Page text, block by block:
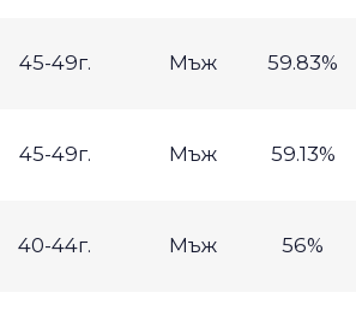
45-49г. Мъж 59.83%
45-49г. Мъж 59.13%
40-44г. Мъж 56%